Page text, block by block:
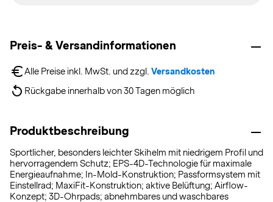
Preis- & Versandinformationen
Alle Preise inkl. MwSt. und zzgl. Versandkosten
Rückgabe innerhalb von 30 Tagen möglich
Produktbeschreibung
Sportlicher, besonders leichter Skihelm mit niedrigem Profil und
hervorragendem Schutz; EPS-4D-Technologie für maximale
Energieaufnahme; In-Mold-Konstruktion; Passformsystem mit
Einstellrad; MaxiFit-Konstruktion; aktive Belüftung; Airflow-
Konzept; 3D-Ohrpads; abnehmbares und waschbares